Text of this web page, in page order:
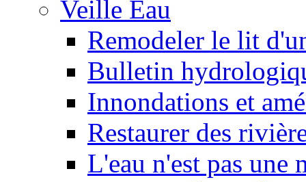
Veille Eau
Remodeler le lit
Bulletin
Innondations et
Restaurer des
L'eau n'est pas une